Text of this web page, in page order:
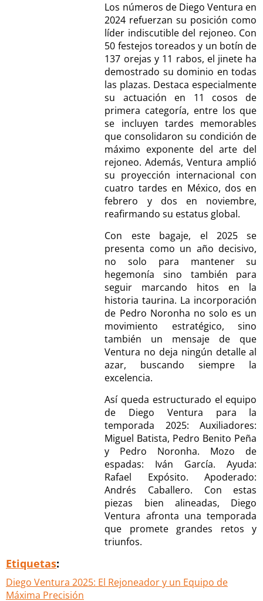
Los números de Diego Ventura en
2024 refuerzan su posición como
líder indiscutible del rejoneo. Con
50 festejos toreados y un botín de
137 orejas y 11 rabos, el jinete ha
demostrado su dominio en todas
las plazas. Destaca especialmente
su actuación en 11 cosos de
primera categoría, entre los que
se incluyen tardes memorables
que consolidaron su condición de
máximo exponente del arte del
rejoneo. Además, Ventura amplió
su proyección internacional con
cuatro tardes en México, dos en
febrero y dos en noviembre,
reafirmando su estatus global.
Con este bagaje, el 2025 se
presenta como un año decisivo,
no solo para mantener su
hegemonía sino también para
seguir marcando hitos en la
historia taurina. La incorporación
de Pedro Noronha no solo es un
movimiento estratégico, sino
también un mensaje de que
Ventura no deja ningún detalle al
azar, buscando siempre la
excelencia.
Así queda estructurado el equipo
de Diego Ventura para la
temporada 2025: Auxiliadores:
Miguel Batista, Pedro Benito Peña
y Pedro Noronha. Mozo de
espadas: Iván García. Ayuda:
Rafael Expósito. Apoderado:
Andrés Caballero. Con estas
piezas bien alineadas, Diego
Ventura afronta una temporada
que promete grandes retos y
triunfos.
Etiquetas:
Diego Ventura 2025: El Rejoneador y un Equipo de
Máxima Precisión